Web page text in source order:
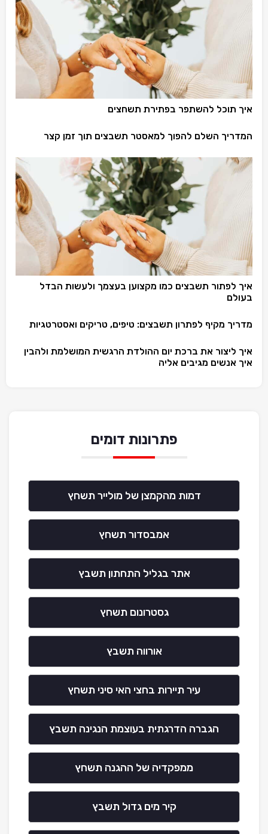
איך תוכל להשתפר בפתירת תשחצים
המדריך השלם להפוך למאסטר תשבצים תוך זמן קצר
איך לפתור תשבצים כמו מקצוען בעצמך ולעשות הבדל
בעולם
מדריך מקיף לפתרון תשבצים: טיפים, טריקים ואסטרטגיות
איך ליצור את ברכת יום ההולדת הרגשית המושלמת ולהבין
איך אנשים מגיבים אליה
פתרונות דומים
דמות מהקמצן של מולייר תשחץ
אמבסדור תשחץ
אתר בגליל התחתון תשבץ
גסטרונום תשחץ
אורווה תשבץ
עיר תיירות בחצי האי סיני תשחץ
הגברה הדרגתית בעוצמת הנגינה תשבץ
ממפקדיה של ההגנה תשחץ
קיר מים גדול תשבץ